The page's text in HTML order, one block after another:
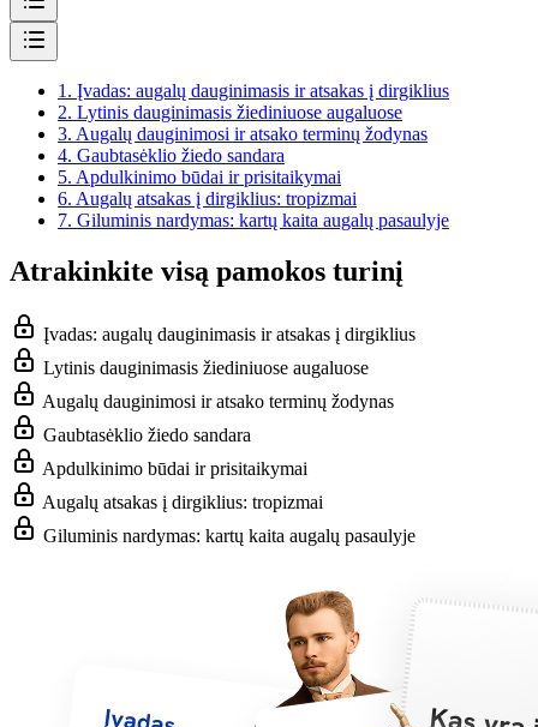
1. Įvadas: augalų dauginimasis ir atsakas į dirgiklius
2. Lytinis dauginimasis žiediniuose augaluose
3. Augalų dauginimosi ir atsako terminų žodynas
4. Gaubtasėklio žiedo sandara
5. Apdulkinimo būdai ir prisitaikymai
6. Augalų atsakas į dirgiklius: tropizmai
7. Giluminis nardymas: kartų kaita augalų pasaulyje
Atrakinkite visą pamokos turinį
Įvadas: augalų dauginimasis ir atsakas į dirgiklius
Lytinis dauginimasis žiediniuose augaluose
Augalų dauginimosi ir atsako terminų žodynas
Gaubtasėklio žiedo sandara
Apdulkinimo būdai ir prisitaikymai
Augalų atsakas į dirgiklius: tropizmai
Giluminis nardymas: kartų kaita augalų pasaulyje